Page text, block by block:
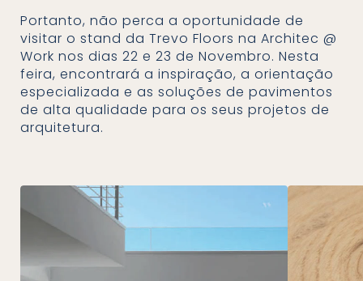
Portanto, não perca a oportunidade de
visitar o stand da Trevo Floors na Architec @
Work nos dias 22 e 23 de Novembro. Nesta
feira, encontrará a inspiração, a orientação
especializada e as soluções de pavimentos
de alta qualidade para os seus projetos de
arquitetura.